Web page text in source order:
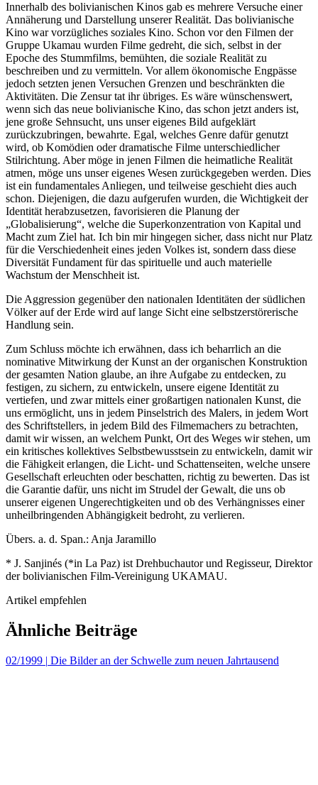
Innerhalb des bolivianischen Kinos gab es mehrere Versuche einer
Annäherung und Darstellung unserer Realität. Das bolivianische
Kino war vorzügliches soziales Kino. Schon vor den Filmen der
Gruppe Ukamau wurden Filme gedreht, die sich, selbst in der
Epoche des Stummfilms, bemühten, die soziale Realität zu
beschreiben und zu vermitteln. Vor allem ökonomische Engpässe
jedoch setzten jenen Versuchen Grenzen und beschränkten die
Aktivitäten. Die Zensur tat ihr übriges. Es wäre wünschenswert,
wenn sich das neue bolivianische Kino, das schon jetzt anders ist,
jene große Sehnsucht, uns unser eigenes Bild aufgeklärt
zurückzubringen, bewahrte. Egal, welches Genre dafür genutzt
wird, ob Komödien oder dramatische Filme unterschiedlicher
Stilrichtung. Aber möge in jenen Filmen die heimatliche Realität
atmen, möge uns unser eigenes Wesen zurückgegeben werden. Dies
ist ein fundamentales Anliegen, und teilweise geschieht dies auch
schon. Diejenigen, die dazu aufgerufen wurden, die Wichtigkeit der
Identität herabzusetzen, favorisieren die Planung der
„Globalisierung“, welche die Superkonzentration von Kapital und
Macht zum Ziel hat. Ich bin mir hingegen sicher, dass nicht nur Platz
für die Verschiedenheit eines jeden Volkes ist, sondern dass diese
Diversität Fundament für das spirituelle und auch materielle
Wachstum der Menschheit ist.
Die Aggression gegenüber den nationalen Identitäten der südlichen
Völker auf der Erde wird auf lange Sicht eine selbstzerstörerische
Handlung sein.
Zum Schluss möchte ich erwähnen, dass ich beharrlich an die
nominative Mitwirkung der Kunst an der organischen Konstruktion
der gesamten Nation glaube, an ihre Aufgabe zu entdecken, zu
festigen, zu sichern, zu entwickeln, unsere eigene Identität zu
vertiefen, und zwar mittels einer großartigen nationalen Kunst, die
uns ermöglicht, uns in jedem Pinselstrich des Malers, in jedem Wort
des Schriftstellers, in jedem Bild des Filmemachers zu betrachten,
damit wir wissen, an welchem Punkt, Ort des Weges wir stehen, um
ein kritisches kollektives Selbstbewusstsein zu entwickeln, damit wir
die Fähigkeit erlangen, die Licht- und Schattenseiten, welche unsere
Gesellschaft erleuchten oder beschatten, richtig zu bewerten. Das ist
die Garantie dafür, uns nicht im Strudel der Gewalt, die uns ob
unserer eigenen Ungerechtigkeiten und ob des Verhängnisses einer
unheilbringenden Abhängigkeit bedroht, zu verlieren.
Übers. a. d. Span.: Anja Jaramillo
* J. Sanjinés (*in La Paz) ist Drehbuchautor und Regisseur, Direktor
der bolivianischen Film-Vereinigung UKAMAU.
Artikel empfehlen
Ähnliche Beiträge
02/1999 | Die Bilder an der Schwelle zum neuen Jahrtausend